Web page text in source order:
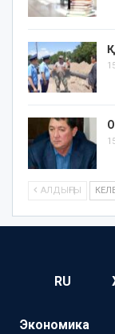
АЛДЫҢҒЫ
RU
Экономика